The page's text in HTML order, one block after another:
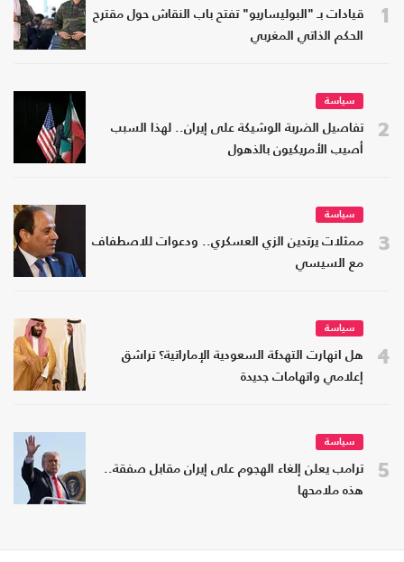
1
قيادات بـ "البوليساريو" تفتح باب النقاش حول مقترح
الحكم الذاتي المغربي
2
سياسة
تفاصيل الضربة الوشيكة على إيران.. لهذا السبب
أصيب الأمريكيون بالذهول
3
سياسة
ممثلات يرتدين الزي العسكري.. ودعوات للاصطفاف
مع السيسي
4
سياسة
هل انهارت التهدئة السعودية الإماراتية؟ تراشق
إعلامي واتهامات جديدة
5
سياسة
ترامب يعلن إلغاء الهجوم على إيران مقابل صفقة..
هذه ملامحها